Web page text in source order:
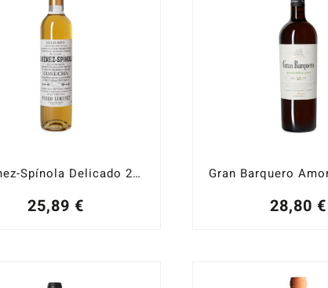
Ximénez-Spínola Delicado 2024
25,89 € 28,80 €